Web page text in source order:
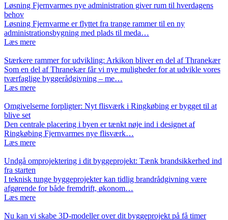
Løsning Fjernvarmes nye administration giver rum til hverdagens
behov
Løsning Fjernvarme er flyttet fra trange rammer til en ny
administrationsbygning med plads til meda…
Læs mere
Stærkere rammer for udvikling: Arkikon bliver en del af Thranekær
Som en del af Thranekær får vi nye muligheder for at udvikle vores
tværfaglige byggerådgivning – me…
Læs mere
Omgivelserne forpligter: Nyt flisværk i Ringkøbing er bygget til at
blive set
Den centrale placering i byen er tænkt nøje ind i designet af
Ringkøbing Fjernvarmes nye flisværk…
Læs mere
Undgå omprojektering i dit byggeprojekt: Tænk brandsikkerhed ind
fra starten
I teknisk tunge byggeprojekter kan tidlig brandrådgivning være
afgørende for både fremdrift, økonom…
Læs mere
Nu kan vi skabe 3D-modeller over dit byggeprojekt på få timer